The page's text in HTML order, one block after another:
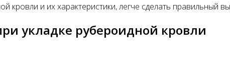
кровли и их характеристики, легче сделать
укладке рубероидной кровли